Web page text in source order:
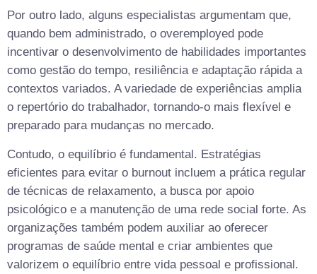
Por outro lado, alguns especialistas argumentam que,
quando bem administrado, o overemployed pode
incentivar o desenvolvimento de habilidades importantes
como gestão do tempo, resiliência e adaptação rápida a
contextos variados. A variedade de experiências amplia
o repertório do trabalhador, tornando-o mais flexível e
preparado para mudanças no mercado.
Contudo, o equilíbrio é fundamental. Estratégias
eficientes para evitar o burnout incluem a prática regular
de técnicas de relaxamento, a busca por apoio
psicológico e a manutenção de uma rede social forte. As
organizações também podem auxiliar ao oferecer
programas de saúde mental e criar ambientes que
valorizem o equilíbrio entre vida pessoal e profissional.